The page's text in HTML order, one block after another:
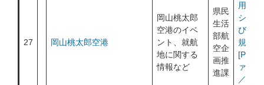
27 岡山桃太郎空港
岡山桃太郎
空港のイベ
ント、就航
地に関する
情報など
県民
生活
部航
空企
画推
進課
用ポリ
シー及
び利用
規約
[PDF
ァイル
／